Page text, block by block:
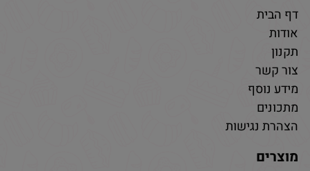
דף הבית
אודות
תקנון
צור קשר
מידע נוסף
מתכונים
הצהרת נגישות
מוצרים